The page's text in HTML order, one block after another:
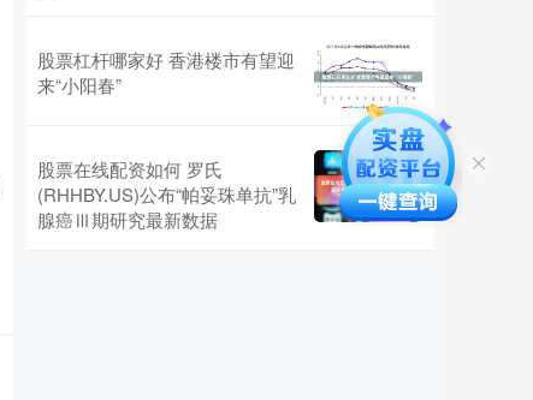
股票杠杆哪家好 香港楼市有望迎
来“小阳春”
股票在线配资如何 罗氏
(RHHBY.US)公布“帕妥珠单抗”乳
腺癌Ⅲ期研究最新数据